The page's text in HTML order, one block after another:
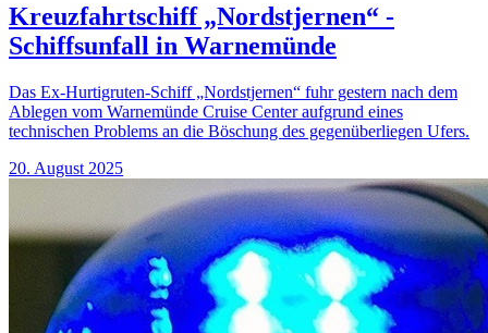
Kreuzfahrtschiff „Nordstjernen“ -
Schiffsunfall in Warnemünde
Das Ex-Hurtigruten-Schiff „Nordstjernen“ fuhr gestern nach dem
Ablegen vom Warnemünde Cruise Center aufgrund eines
technischen Problems an die Böschung des gegenüberliegen Ufers.
20. August 2025